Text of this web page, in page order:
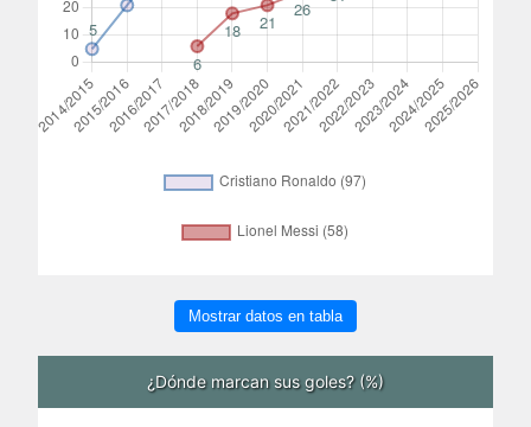
Mostrar datos en tabla
¿Dónde marcan sus goles? (%)